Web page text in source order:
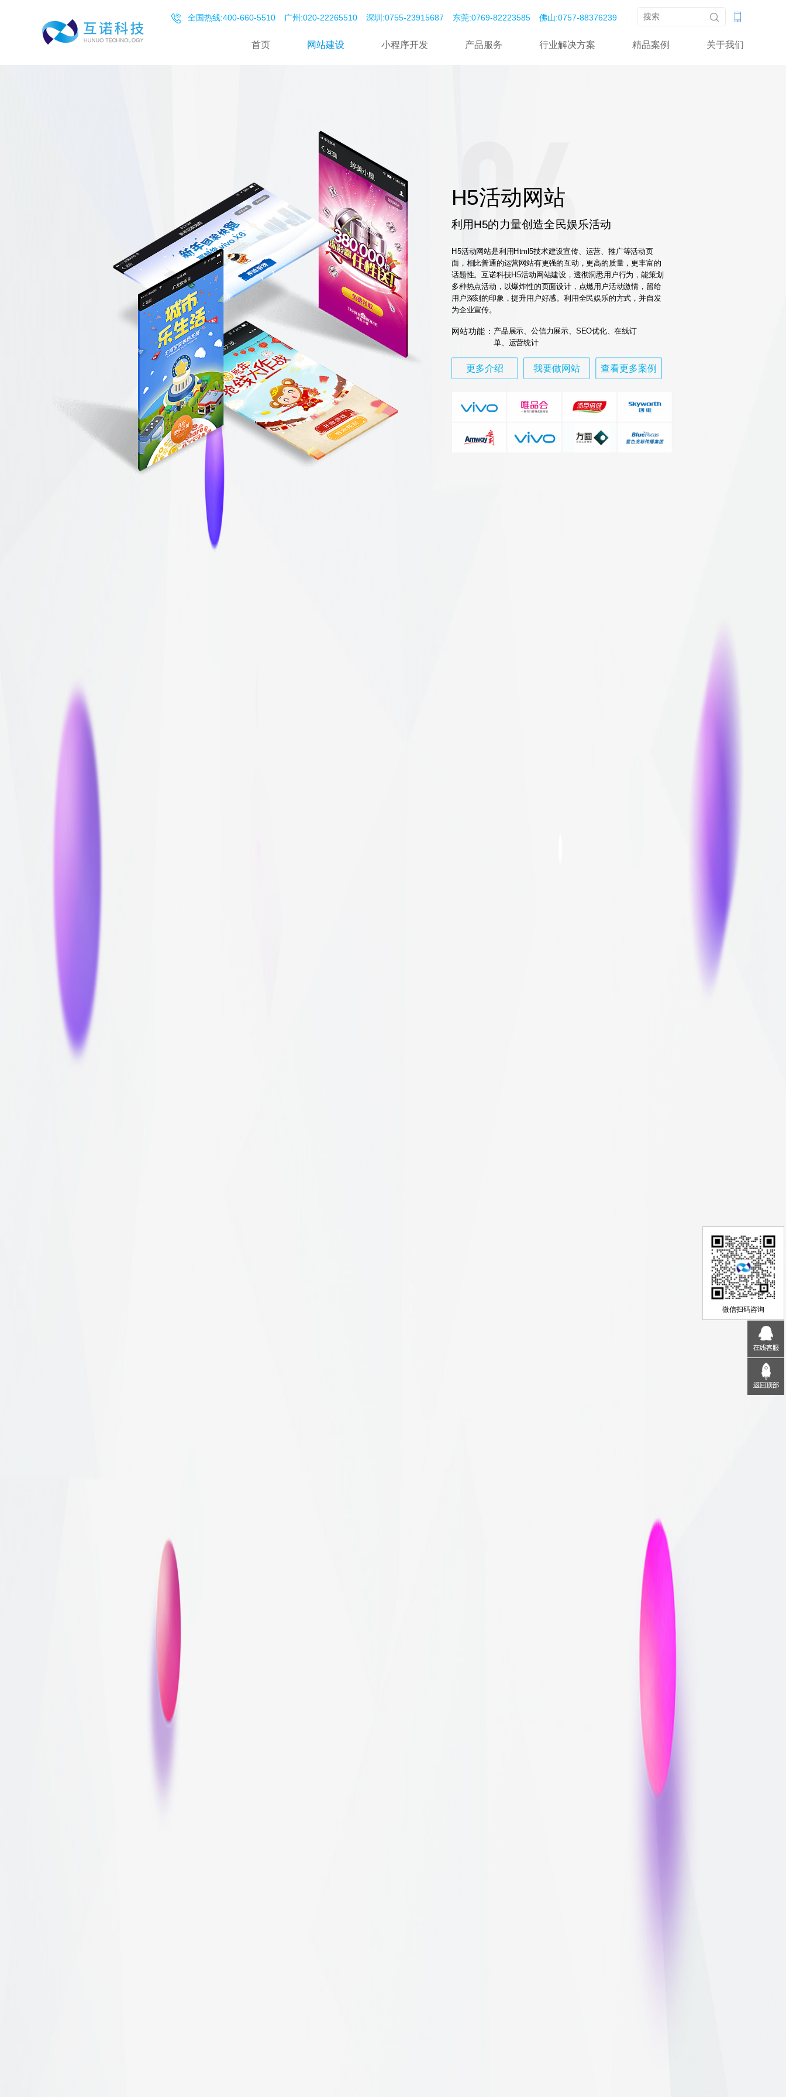
全国热线:400-660-5510 广州:020-22265510 深圳:0755-23915687 东莞:‭0769-82223585‬‬‬ 佛山:0757-88376239‬‬‬
首页 网站建设 小程序开发 产品服务 行业解决方案 精品案例 关于我们
H5活动网站
利用H5的力量创造全民娱乐活动
H5活动网站是利用Html5技术建设宣传、运营、推广等活动页
面，相比普通的运营网站有更强的互动，更高的质量，更丰富的
话题性。互诺科技H5活动网站建设，透彻洞悉用户行为，能策划
多种热点活动，以爆炸性的页面设计，点燃用户活动激情，留给
用户深刻的印象，提升用户好感。利用全民娱乐的方式，并自发
为企业宣传。
网站功能： 产品展示、公信力展示、SEO优化、在线订
单、运营统计
更多介绍 我要做网站 查看更多案例
微信扫码咨询